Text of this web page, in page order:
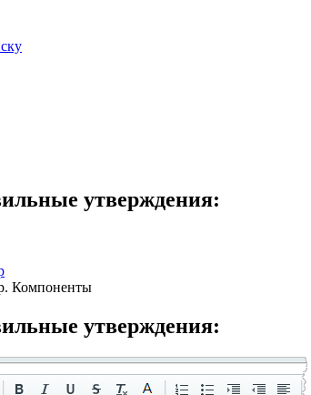
утвеpждения:
Компоненты
утвеpждения: